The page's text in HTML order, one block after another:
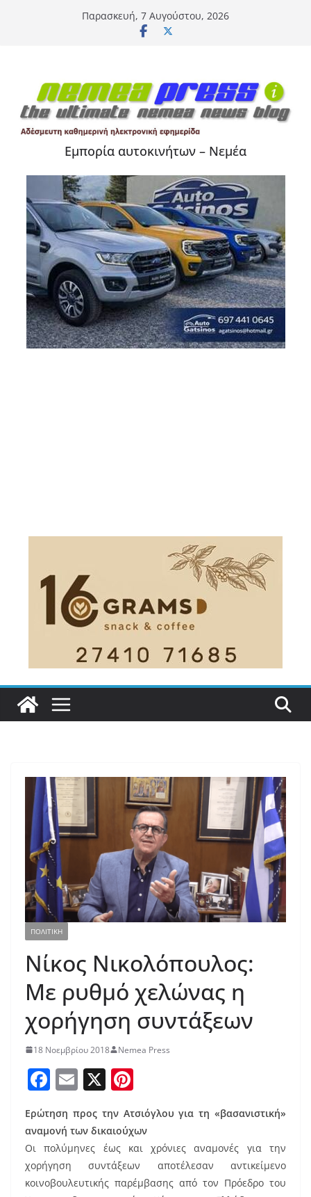
Παρασκευή, 7 Αυγούστου, 2026
Εμπορία αυτοκινήτων – Νεμέα
ΠΟΛΙΤΙΚΗ
Νίκος Νικολόπουλος:
Με ρυθμό χελώνας η
χορήγηση συντάξεων
18 Νοεμβρίου 2018 Nemea Press
F
c
e
b
o
E
ai
l
X
nt
er
e
st
Ερώτηση προς την Ατσιόγλου για τη «βασανιστική»
αναμονή των δικαιούχων
Οι πολύμηνες έως και χρόνιες αναμονές για την
χορήγηση συντάξεων αποτέλεσαν αντικείμενο
κοινοβουλευτικής παρέμβασης από τον Πρόεδρο του